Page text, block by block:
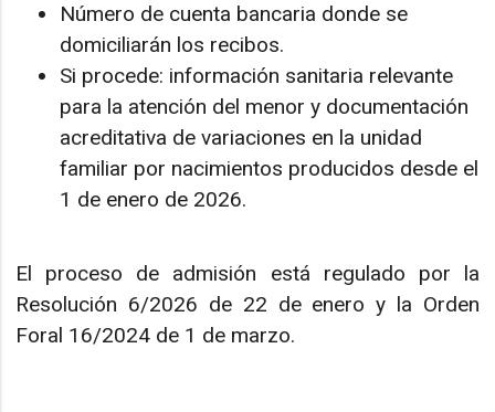
Número de cuenta bancaria donde se
domiciliarán los recibos.
Si procede: información sanitaria relevante
para la atención del menor y documentación
acreditativa de variaciones en la unidad
familiar por nacimientos producidos desde el
1 de enero de 2026.
El proceso de admisión está regulado por la
Resolución 6/2026 de 22 de enero y la Orden
Foral 16/2024 de 1 de marzo.